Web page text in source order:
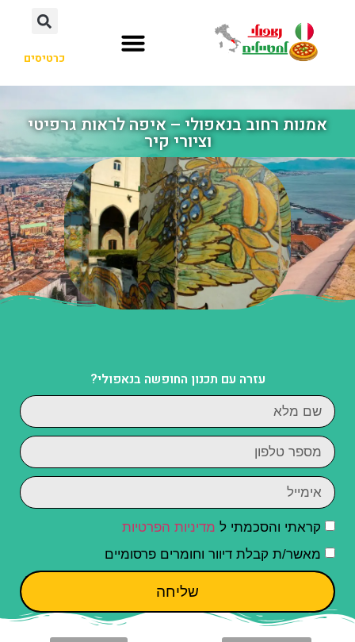
כרטיסים
אמנות רחוב בנאפולי – איפה לראות גרפיטי
וציורי קיר
עזרה עם תכנון החופשה בנאפולי?
קראתי והסכמתי ל מדיניות הפרטיות
מאשר/ת קבלת דיוור וחומרים פרסומיים
שליחה